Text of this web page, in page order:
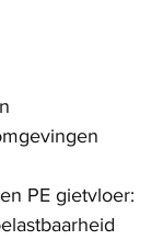
PE gietvloer: